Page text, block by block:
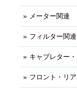
メーター関連
フィルター関連
キャブレター
フロント・リ